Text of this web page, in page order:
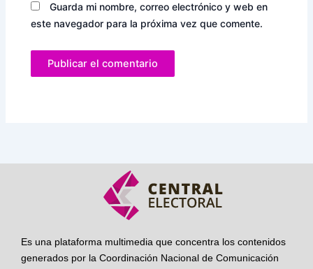
Guarda mi nombre, correo electrónico y web en
este navegador para la próxima vez que comente.
Es una plataforma multimedia que concentra los contenidos
generados por la Coordinación Nacional de Comunicación